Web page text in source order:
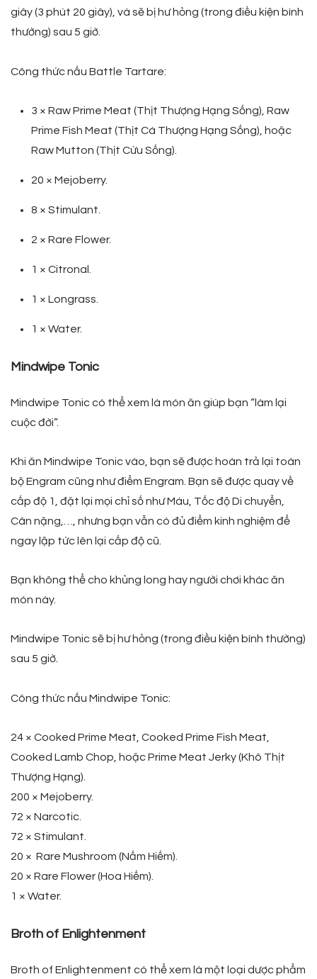
giây (3 phút 20 giây), và sẽ bị hư hỏng (trong điều kiện bình
thường) sau 5 giờ.
Công thức nấu Battle Tartare:
3 × Raw Prime Meat (Thịt Thượng Hạng Sống), Raw
Prime Fish Meat (Thịt Cá Thượng Hạng Sống), hoặc
Raw Mutton (Thịt Cừu Sống).
20 × Mejoberry.
8 × Stimulant.
2 × Rare Flower.
1 × Citronal.
1 × Longrass.
1 × Water.
Mindwipe Tonic
Mindwipe Tonic có thể xem là món ăn giúp bạn “làm lại
cuộc đời”.
Khi ăn Mindwipe Tonic vào, bạn sẽ được hoàn trả lại toàn
bộ Engram cũng như điểm Engram. Bạn sẽ được quay về
cấp độ 1, đặt lại mọi chỉ số như Máu, Tốc độ Di chuyển,
Cân nặng,…, nhưng bạn vẫn có đủ điểm kinh nghiệm để
ngay lập tức lên lại cấp độ cũ.
Bạn không thể cho khủng long hay người chơi khác ăn
món này.
Mindwipe Tonic sẽ bị hư hỏng (trong điều kiện bình thường)
sau 5 giờ.
Công thức nấu Mindwipe Tonic:
24 × Cooked Prime Meat, Cooked Prime Fish Meat,
Cooked Lamb Chop, hoặc Prime Meat Jerky (Khô Thịt
Thượng Hạng).
200 × Mejoberry.
72 × Narcotic.
72 × Stimulant.
20 × Rare Mushroom (Nấm Hiếm).
20 × Rare Flower (Hoa Hiếm).
1 × Water.
Broth of Enlightenment
Broth of Enlightenment có thể xem là một loại dược phẩm